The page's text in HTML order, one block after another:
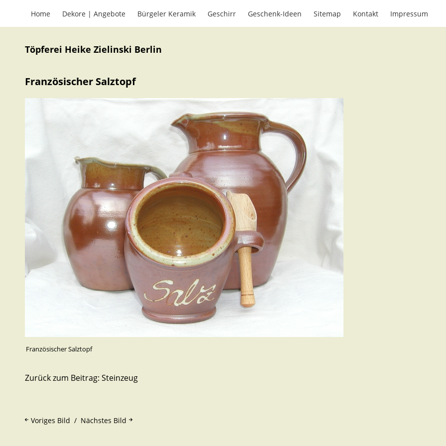
Home Dekore | Angebote Bürgeler Keramik Geschirr Geschenk-Ideen Sitemap Kontakt Impressum
Töpferei Heike Zielinski Berlin
Französischer Salztopf
Französischer Salztopf
Zurück zum Beitrag: Steinzeug
Voriges Bild Nächstes Bild